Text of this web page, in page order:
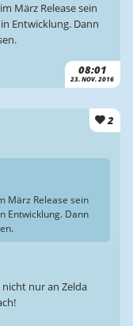
08:01
23. NOV. 2016
März Release sein
Entwicklung. Dann
2
März Release sein
Entwicklung. Dann
nur an Zelda